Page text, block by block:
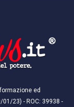
ed
23) - ROC: 39938 -